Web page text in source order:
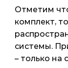
Отметим
комплект,
системы.
– только на